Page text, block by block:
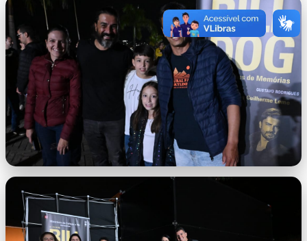
imagem-4.jpeg
imagem-5.jpeg